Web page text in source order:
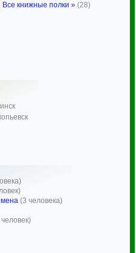
(3 человека)
Все книжные полки » (28)